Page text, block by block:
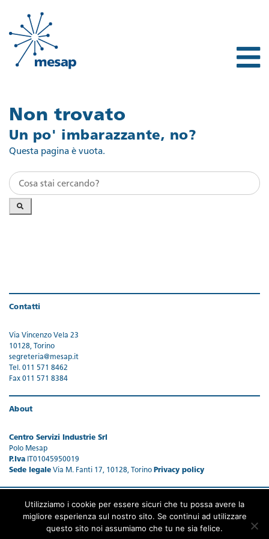
Non trovato
Un po' imbarazzante, no?
Questa pagina è vuota.
Search
for:
Contatti
Via Vincenzo Vela 23
10128, Torino
segreteria@mesap.it
Tel. 011 571 8462
Fax 011 571 8384
About
Centro Servizi Industrie Srl
Polo Mesap
P.Iva IT01045950019
Sede legale Via M. Fanti 17, 10128, Torino Privacy policy
Utilizziamo i cookie per essere sicuri che tu possa avere la
migliore esperienza sul nostro sito. Se continui ad utilizzare
questo sito noi assumiamo che tu ne sia felice.